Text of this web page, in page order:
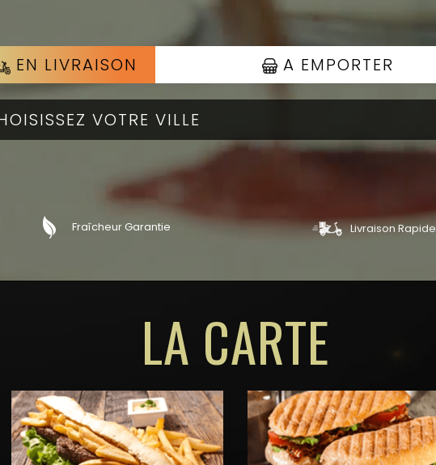
EN LIVRAISON A EMPORTER
Fraîcheur Garantie Livraison Rapide
LA CARTE
Voir les produits Voir les produits